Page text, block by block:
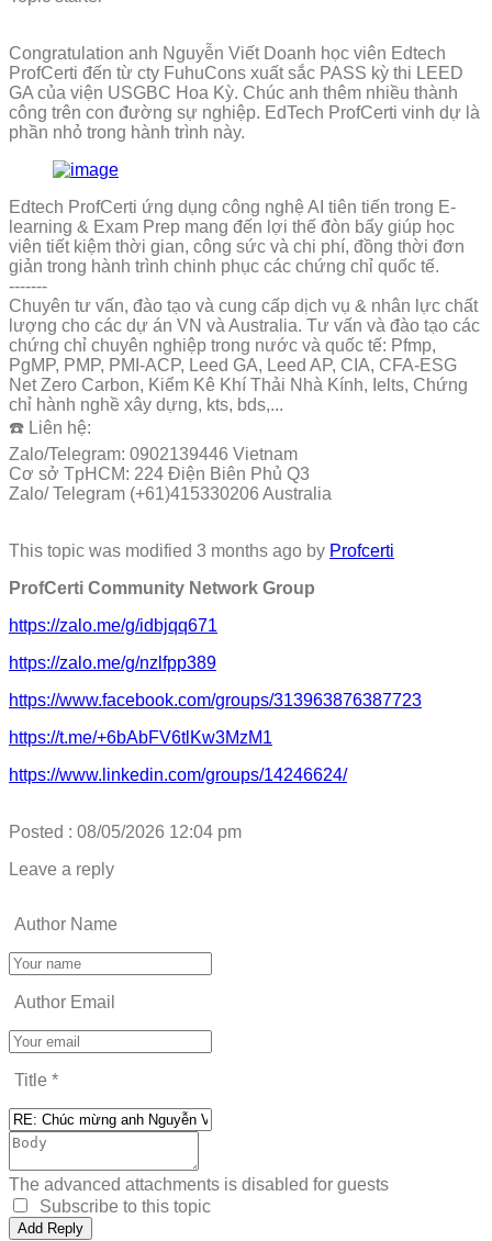
Congratulation anh Nguyễn Viết Doanh học viên Edtech
ProfCerti đến từ cty FuhuCons xuất sắc PASS kỳ thi LEED
GA của viện USGBC Hoa Kỳ. Chúc anh thêm nhiều thành
công trên con đường sự nghiệp. EdTech ProfCerti vinh dự là
phần nhỏ trong hành trình này.
Edtech ProfCerti ứng dụng công nghệ AI tiên tiến trong E-
learning & Exam Prep mang đến lợi thế đòn bẩy giúp học
viên tiết kiệm thời gian, công sức và chi phí, đồng thời đơn
giản trong hành trình chinh phục các chứng chỉ quốc tế.
-------
Chuyên tư vấn, đào tạo và cung cấp dịch vụ & nhân lực chất
lượng cho các dự án VN và Australia. Tư vấn và đào tạo các
chứng chỉ chuyên nghiệp trong nước và quốc tế: Pfmp,
PgMP, PMP, PMI-ACP, Leed GA, Leed AP, CIA, CFA-ESG
Net Zero Carbon, Kiểm Kê Khí Thải Nhà Kính, Ielts, Chứng
chỉ hành nghề xây dựng, kts, bds,...
☎️ Liên hệ:
Zalo/Telegram: 0902139446 Vietnam
Cơ sở TpHCM: 224 Điện Biên Phủ Q3
Zalo/ Telegram (+61)415330206 Australia
This topic was modified 3 months ago by Profcerti
ProfCerti Community Network Group
https://zalo.me/g/idbjqq671
https://zalo.me/g/nzlfpp389
https://www.facebook.com/groups/313963876387723
https://t.me/+6bAbFV6tlKw3MzM1
https://www.linkedin.com/groups/14246624/
Posted : 08/05/2026 12:04 pm
Leave a reply
Author Name
Author Email
Title *
The advanced attachments is disabled for guests
Subscribe to this topic